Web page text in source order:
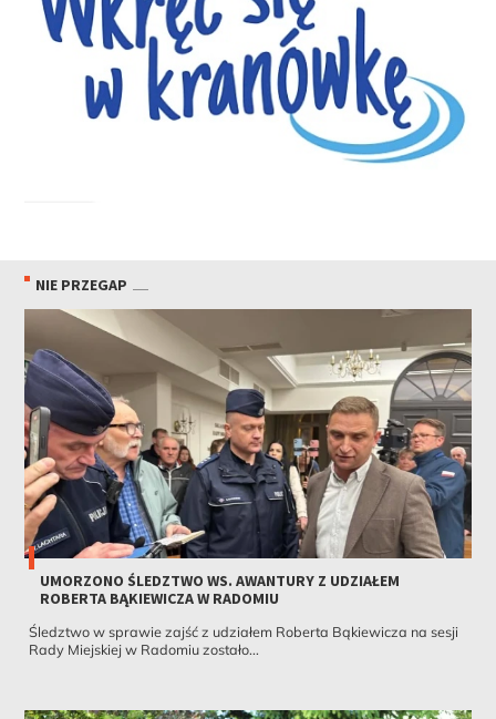
NIE PRZEGAP
UMORZONO ŚLEDZTWO WS. AWANTURY Z UDZIAŁEM
ROBERTA BĄKIEWICZA W RADOMIU
Śledztwo w sprawie zajść z udziałem Roberta Bąkiewicza na sesji
Rady Miejskiej w Radomiu zostało...